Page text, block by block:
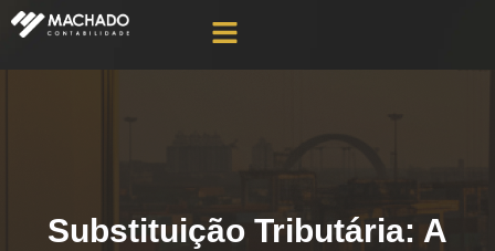
Substituição Tributária: A